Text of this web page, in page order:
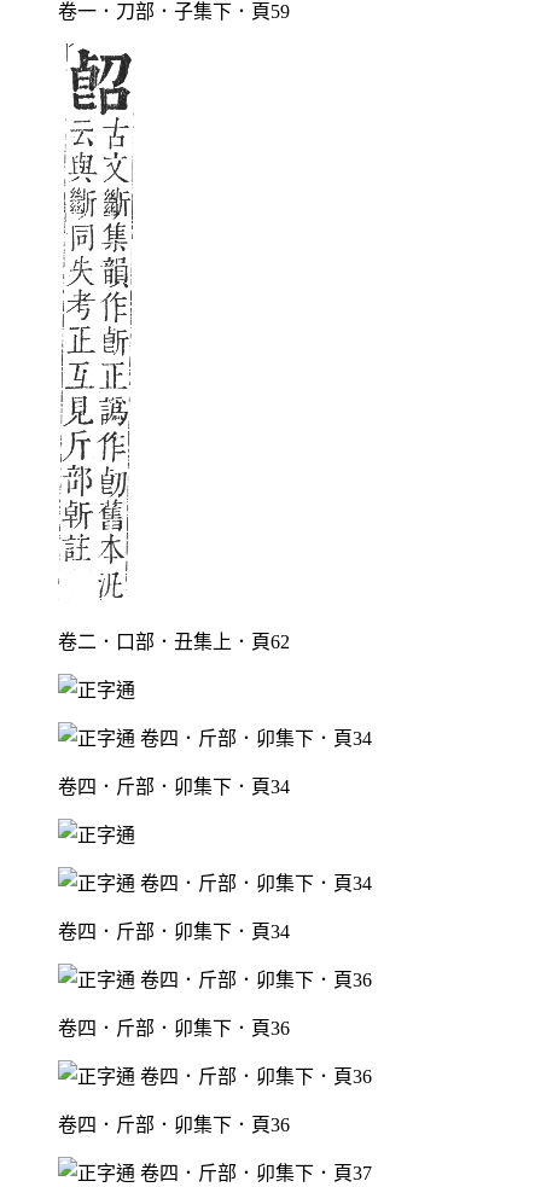
卷一．刀部．子集下．頁59
卷二．口部．丑集上．頁62
卷四．斤部．卯集下．頁34
卷四．斤部．卯集下．頁34
卷四．斤部．卯集下．頁36
卷四．斤部．卯集下．頁36